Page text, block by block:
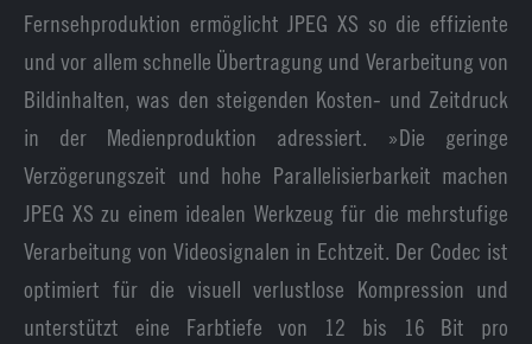
Fernsehproduktion ermöglicht JPEG XS so die effiziente
und vor allem schnelle Übertragung und Verarbeitung von
Bildinhalten, was den steigenden Kosten- und Zeitdruck
in der Medienproduktion adressiert. »Die geringe
Verzögerungszeit und hohe Parallelisierbarkeit machen
JPEG XS zu einem idealen Werkzeug für die mehrstufige
Verarbeitung von Videosignalen in Echtzeit. Der Codec ist
optimiert für die visuell verlustlose Kompression und
unterstützt eine Farbtiefe von 12 bis 16 Bit pro